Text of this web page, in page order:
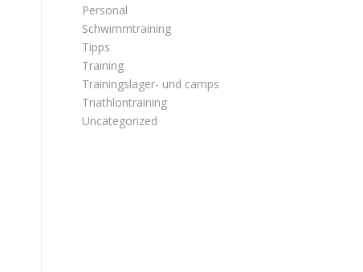
Personal
Schwimmtraining
Tipps
Training
Trainingslager- und camps
Triathlontraining
Uncategorized